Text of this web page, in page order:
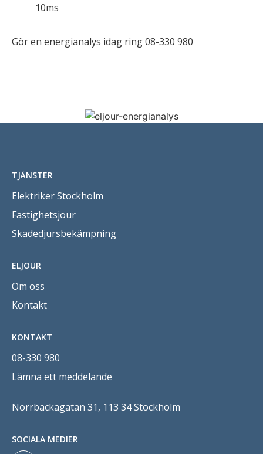
10ms
Gör en energianalys idag ring08-330 980
TJÄNSTER
Elektriker Stockholm
Fastighetsjour
Skadedjursbekämpning
ELJOUR
Om oss
Kontakt
KONTAKT
08-330 980
Lämna ett meddelande
Norrbackagatan 31, 113 34 Stockholm
SOCIALA MEDIER